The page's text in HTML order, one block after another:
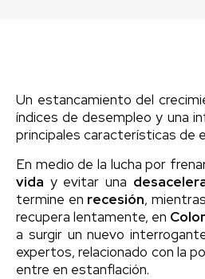
Un estancamiento del
índices de desempleo y una
principales características de
En medio de la lucha por
vida y evitar una
termine en recesión,
recupera lentamente, en
a surgir un nuevo
expertos, relacionado con la
entre en estanflación.